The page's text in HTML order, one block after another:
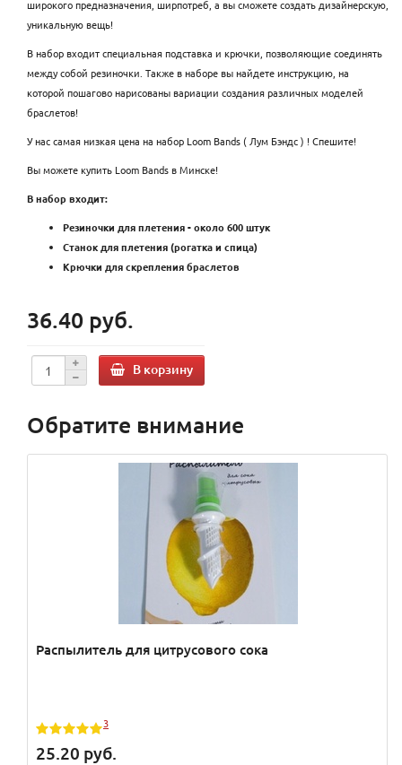
широкого предназначения, ширпотреб, а вы сможете создать дизайнерскую,
уникальную вещь!
В набор входит специальная подставка и крючки, позволяющие соединять
между собой резиночки. Также в наборе вы найдете инструкцию, на
которой пошагово нарисованы вариации создания различных моделей
браслетов!
У нас самая низкая цена на набор Loom Bands ( Лум Бэндс ) ! Спешите!
Вы можете купить Loom Bands в Минске!
В набор входит:
Резиночки для плетения - около 600 штук
Станок для плетения (рогатка и спица)
Крючки для скрепления браслетов
36.40 руб.
В корзину
Обратите внимание
Распылитель для цитрусового сока
3
25.20 руб.